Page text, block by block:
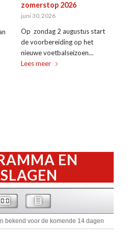
zomerstop 2026
juni 30, 2026
Op zondag 2 augustus start
de voorbereiding op het
nieuwe voetbalseizoen…
Lees meer
EN